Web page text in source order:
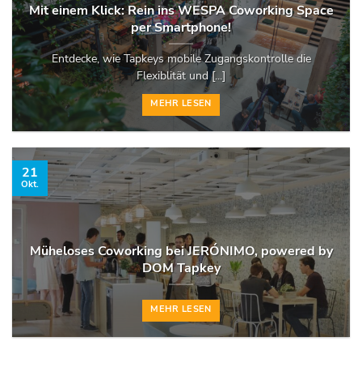
Mit einem Klick: Rein ins WESPA Coworking Space
per Smartphone!
Entdecke, wie Tapkeys mobile Zugangskontrolle die
Flexiblität und [...]
MEHR LESEN
Müheloses Coworking bei JERÓNIMO, powered by
DOM Tapkey
MEHR LESEN
21
Okt.